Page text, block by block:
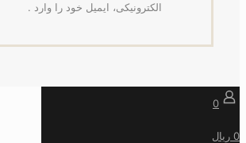
الکترونیکی، ایمیل خود را وارد .
0
0 ریال